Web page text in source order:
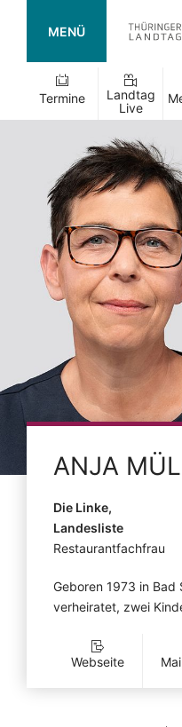
MENÜ
Termine
Landtag
Live
ANJA
Die Linke,
Landesliste
Restaurantfachfrau
Geboren 1973 in Bad
verheiratet, zwei
Webseite